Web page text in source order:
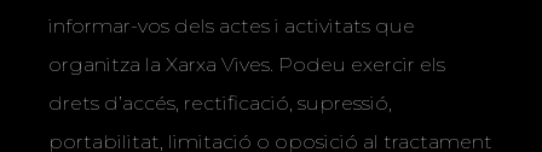
informar-vos dels actes i activitats que
organitza la Xarxa Vives. Podeu exercir els
drets d’accés, rectificació, supressió,
portabilitat, limitació o oposició al tractament